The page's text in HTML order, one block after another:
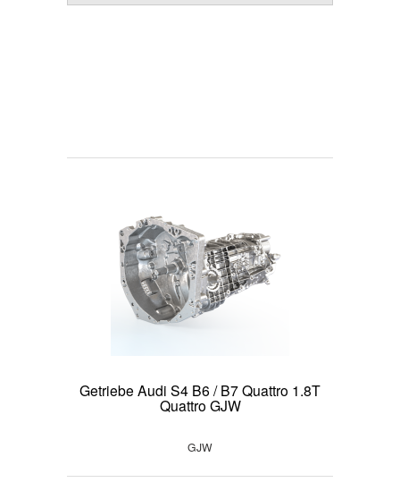
Getriebe Audi S4 B6 / B7 Quattro 1.8T
Quattro GJW
GJW